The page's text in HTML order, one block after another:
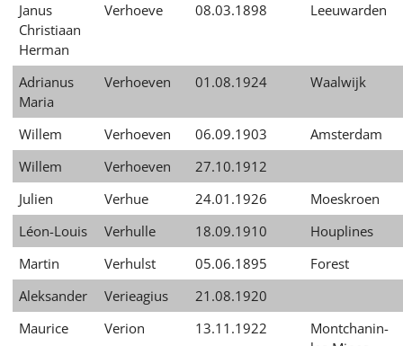
Janus
Christiaan
Herman
Verhoeve 08.03.1898 Leeuwarden
Adrianus
Maria
Verhoeven 01.08.1924 Waalwijk
Willem Verhoeven 06.09.1903
Amsterdam
Willem
Verhoeven
27.10.1912
Julien
Verhue 24.01.1926
Moeskroen
Léon-Louis
Verhulle 18.09.1910
Houplines
Martin
Verhulst 05.06.1895
Forest
Aleksander
Verieagius
21.08.1920
Maurice
Verion 13.11.1922
Montchanin-